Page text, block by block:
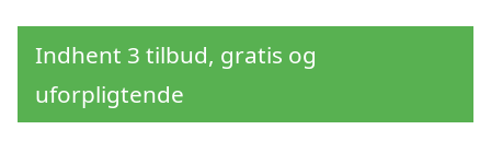
Indhent 3 tilbud, gratis og
uforpligtende